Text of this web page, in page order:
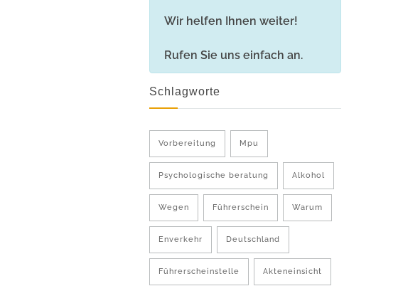
Wir helfen Ihnen weiter!
Rufen Sie uns einfach an.
Schlagworte
Vorbereitung Mpu
Psychologische beratung Alkohol
Wegen Führerschein Warum
Enverkehr Deutschland
Führerscheinstelle Akteneinsicht